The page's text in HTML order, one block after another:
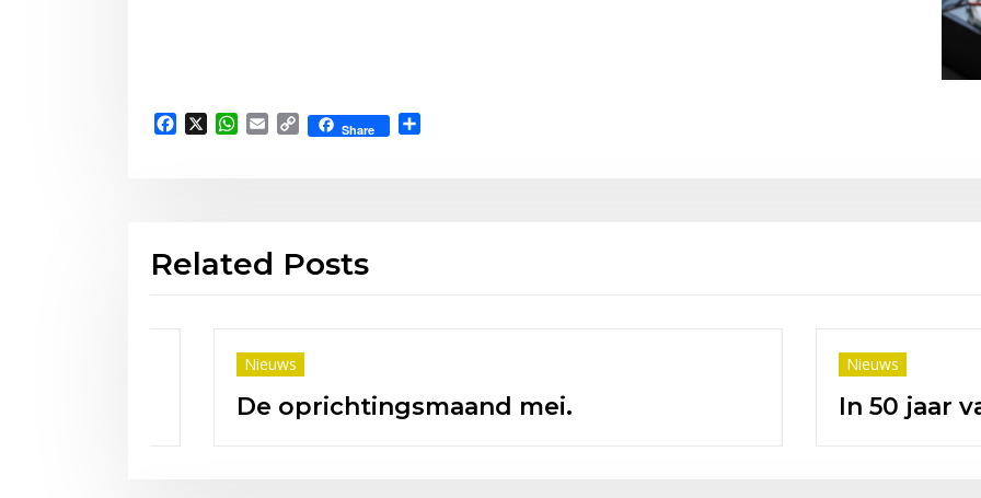
FacebookWhatsApp
EmailCopy Share
Related Posts
Nieuws
In 50 jaar van club naar stichting
Nieuws
50 jaar